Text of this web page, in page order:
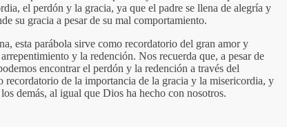
el perdón y la gracia, ya que el padre se llena de alegría y
su gracia a pesar de su mal comportamiento.
esta parábola sirve como recordatorio del gran amor y
y la redención. Nos recuerda que, a pesar de
encontrar el perdón y la redención a través del
recordatorio de la importancia de la gracia y la misericordia, y
demás, al igual que Dios ha hecho con nosotros.